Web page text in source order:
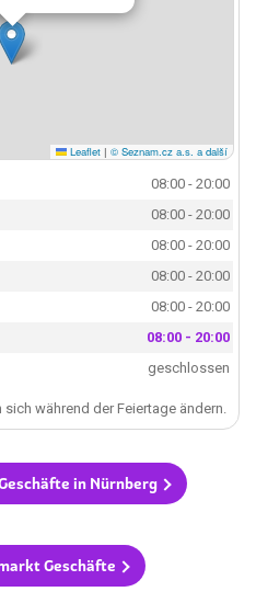
Leaflet | © Seznam.cz a.s. a další
08:00 - 20:00
08:00 - 20:00
08:00 - 20:00
08:00 - 20:00
08:00 - 20:00
08:00 - 20:00
geschlossen
während der Feiertage ändern.
in Nürnberg
Geschäfte